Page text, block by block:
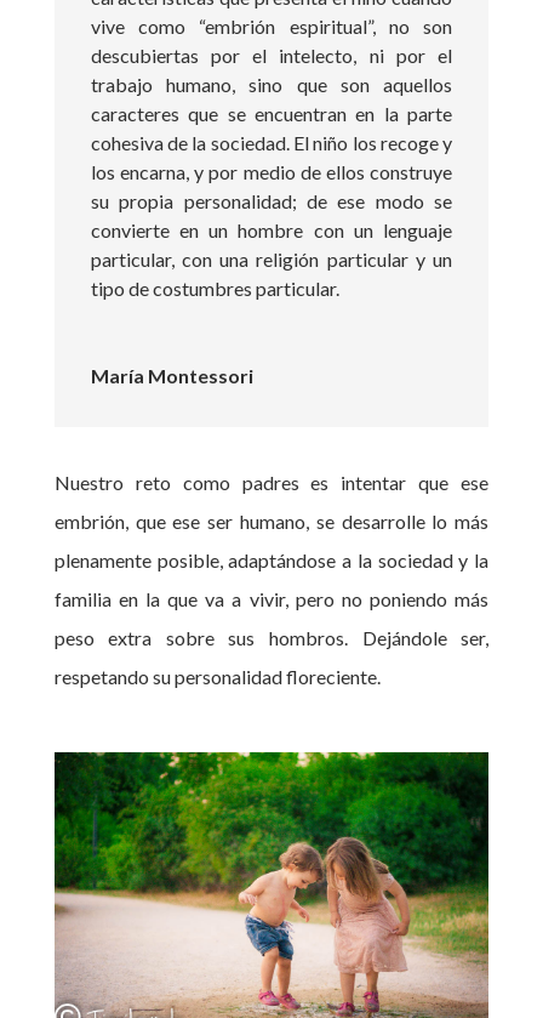
vive como “embrión espiritual”, no son
descubiertas por el intelecto, ni por el
trabajo humano, sino que son aquellos
caracteres que se encuentran en la parte
cohesiva de la sociedad. El niño los recoge y
los encarna, y por medio de ellos construye
su propia personalidad; de ese modo se
convierte en un hombre con un lenguaje
particular, con una religión particular y un
tipo de costumbres particular.
María Montessori
Nuestro reto como padres es intentar que ese
embrión, que ese ser humano, se desarrolle lo más
plenamente posible, adaptándose a la sociedad y la
familia en la que va a vivir, pero no poniendo más
peso extra sobre sus hombros. Dejándole ser,
respetando su personalidad floreciente.